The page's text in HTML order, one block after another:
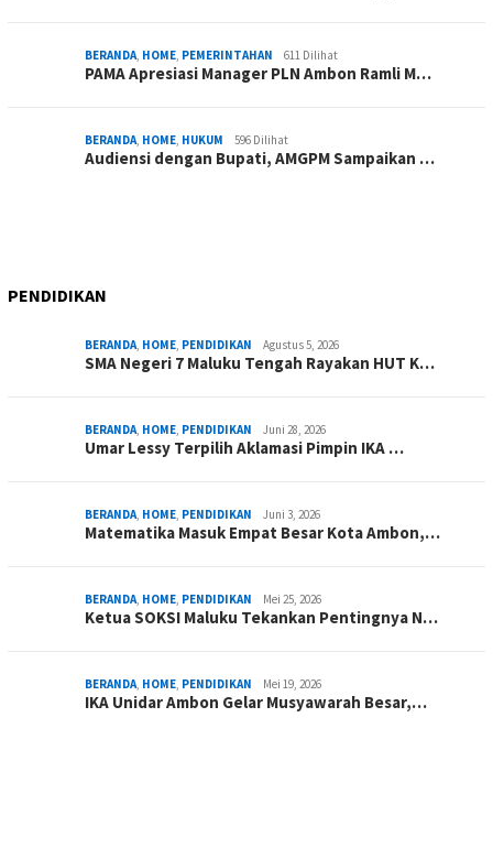
BERANDA HOME PEMERINTAHAN 611 Dilihat
PAMA Apresiasi Manager PLN Ambon Ramli M…
BERANDA HOME HUKUM 596 Dilihat
Audiensi dengan Bupati, AMGPM Sampaikan …
PENDIDIKAN
BERANDA HOME PENDIDIKAN Agustus 5, 2026
SMA Negeri 7 Maluku Tengah Rayakan HUT K…
BERANDA HOME PENDIDIKAN Juni 28, 2026
Umar Lessy Terpilih Aklamasi Pimpin IKA …
BERANDA HOME PENDIDIKAN Juni 3, 2026
Matematika Masuk Empat Besar Kota Ambon,…
BERANDA HOME PENDIDIKAN Mei 25, 2026
Ketua SOKSI Maluku Tekankan Pentingnya N…
BERANDA HOME PENDIDIKAN Mei 19, 2026
IKA Unidar Ambon Gelar Musyawarah Besar,…